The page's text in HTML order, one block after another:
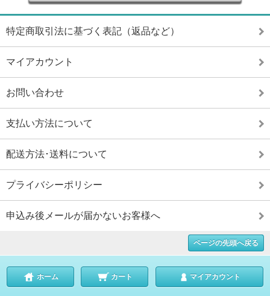
特定商取引法に基づく表記（返品など）
マイアカウント
お問い合わせ
支払い方法について
配送方法･送料について
プライバシーポリシー
申込み後メールが届かないお客様へ
ページの先頭へ戻る
ホーム カート マイアカウント